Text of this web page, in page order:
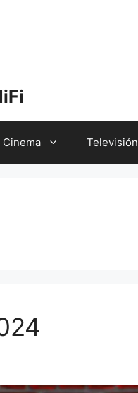
Cinema Televisión